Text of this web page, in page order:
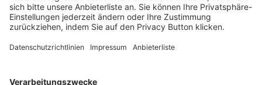
FOLGE DEM BFV